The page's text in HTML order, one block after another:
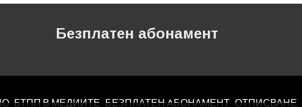
Безплатен абонамент
БТПП В МЕДИИТЕ БЕЗПЛАТЕН AБОНАМЕНТ ОТПИСВАНЕ